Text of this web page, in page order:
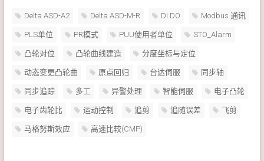
Delta ASD-A2 Delta ASD-M-R DI DO Modbus 通讯
PLS单位 PR模式 PUU使用者单位 STO_Alarm
凸轮对位 凸轮曲线建造 分度坐标与定位
动态变更凸轮曲 原点回归 台达伺服 同步轴
同步追踪 多工 异警处理 智能伺服 电子凸轮
电子齿轮比 运动控制 追剪 追随误差 飞剪
马格努斯效应 高速比较(CMP)